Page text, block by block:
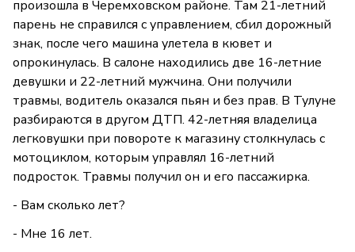
произошла в Черемховском районе. Там 21-летний
парень не справился с управлением, сбил дорожный
знак, после чего машина улетела в кювет и
опрокинулась. В салоне находились две 16-летние
девушки и 22-летний мужчина. Они получили
травмы, водитель оказался пьян и без прав. В Тулуне
разбираются в другом ДТП. 42-летняя владелица
легковушки при повороте к магазину столкнулась с
мотоциклом, которым управлял 16-летний
подросток. Травмы получил он и его пассажирка.
- Вам сколько лет?
- Мне 16 лет.